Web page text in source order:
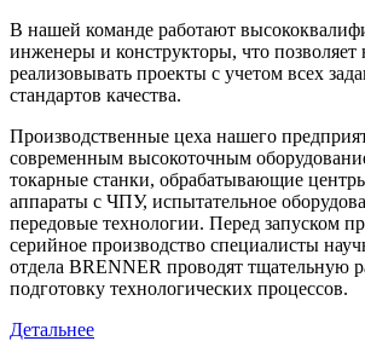
В нашей команде работают
инженеры и конструкторы, что
реализовывать проекты с учетом всех
стандартов качества.
Производственные цеха нашего
современным высокоточным
токарные станки, обрабатывающие
аппараты с ЧПУ, испытательное
передовые технологии. Перед запуском
серийное производство специалисты
отдела BRENNER проводят тщательную
подготовку технологических процессов.
Детальнее